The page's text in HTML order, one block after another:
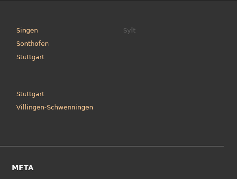
Singen
Sonthofen
Stuttgart
Sylt
Stuttgart
Villingen-Schwenningen
META